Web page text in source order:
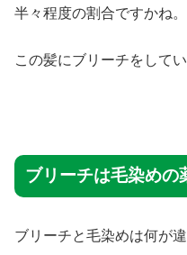
半々程度の割合ですかね。
この髪にブリーチをしてい
ブリーチは毛染めの
ブリーチと毛染めは何が